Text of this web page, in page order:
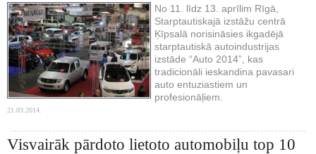
No 11. līdz 13. aprīlim Rīgā,
Starptautiskajā izstāžu centrā
Ķīpsalā norisināsies ikgadējā
starptautiskā autoindustrijas
izstāde “Auto 2014”, kas
tradicionāli ieskandina pavasari
auto entuziastiem un
profesionāļiem.
21.03.2014.
Visvairāk pārdoto lietoto automobiļu top 10